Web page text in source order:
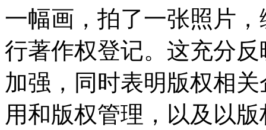
一幅画，拍了一张照片
行著作权登记。这充分
加强，同时表明版权相
用和版权管理，以及以